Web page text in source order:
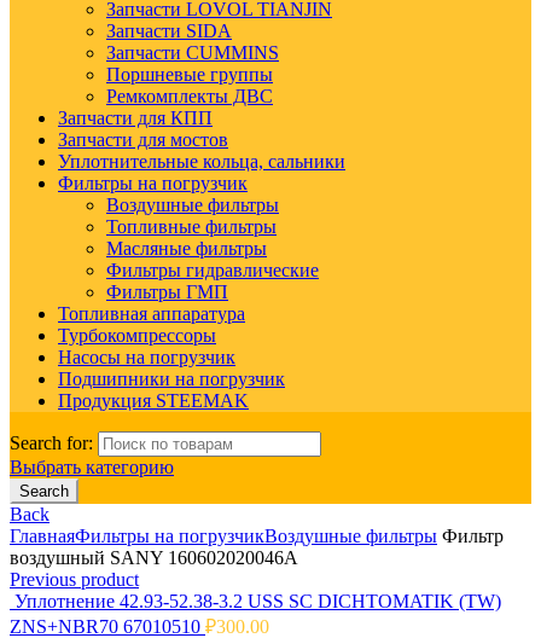
Запчасти LOVOL TIANJIN
Запчасти SIDA
Запчасти CUMMINS
Поршневые группы
Ремкомплекты ДВС
Запчасти для КПП
Запчасти для мостов
Уплотнительные кольца, сальники
Фильтры на погрузчик
Воздушные фильтры
Топливные фильтры
Масляные фильтры
Фильтры гидравлические
Фильтры ГМП
Топливная аппаратура
Турбокомпрессоры
Насосы на погрузчик
Подшипники на погрузчик
Продукция STEEMAK
Search for:
Выбрать категорию
Search
Back
ГлавнаяФильтры на погрузчикВоздушные фильтры Фильтр
воздушный SANY 160602020046A
Previous product
Уплотнение 42.93-52.38-3.2 USS SC DICHTOMATIK (TW)
ZNS+NBR70 67010510 ₽300.00